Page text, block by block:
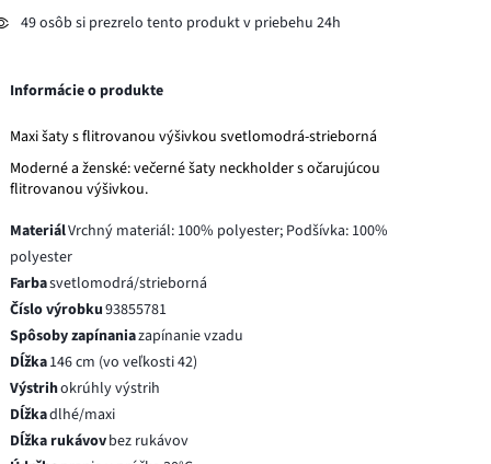
49 osôb si prezrelo tento produkt v priebehu 24h
Informácie o produkte
Maxi šaty s flitrovanou výšivkou svetlomodrá-strieborná
Moderné a ženské: večerné šaty neckholder s očarujúcou
flitrovanou výšivkou.
MateriálVrchný materiál: 100% polyester; Podšívka: 100%
polyester
Farbasvetlomodrá/strieborná
Číslo výrobku93855781
Spôsoby zapínaniazapínanie vzadu
Dĺžka146 cm (vo veľkosti 42)
Výstrihokrúhly výstrih
Dĺžkadlhé/maxi
Dĺžka rukávovbez rukávov